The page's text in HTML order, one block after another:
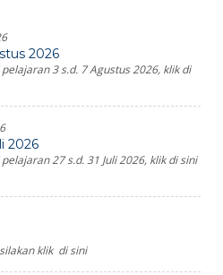
2026
3 s.d. 7 Agustus 2026, klik di
2026
27 s.d. 31 Juli 2026, klik di sini
klik di sini